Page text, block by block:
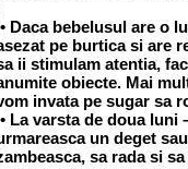
• Daca bebelusul are o
pe burtica si are
ii stimulam atentia,
obiecte. Mai
invata pe sugar sa
• La varsta de doua luni
un deget
sa rada si